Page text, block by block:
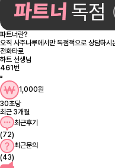
파트너란?
오직 사주나루에서만 독점적으로 상담하시
전화타로
하트 선생님
461 번
1,000원
30초당
최근 3개월
최근후기
(72)
최근문의
(43)